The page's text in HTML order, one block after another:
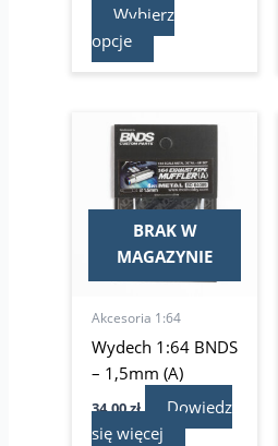
Wybierz
opcje
BRAK W
MAGAZYNIE
Akcesoria 1:64
Wydech 1:64 BNDS
– 1,5mm (A)
34,00zł
Dowiedz
się więcej